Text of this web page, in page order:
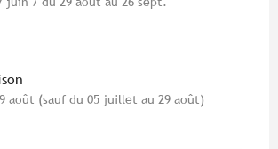
août (sauf du 05 juillet au 29 août)